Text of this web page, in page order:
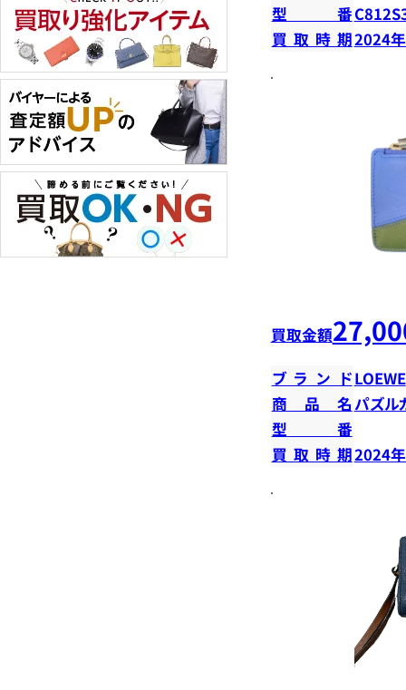
型番
買取時期2024
買取金額
ブランドLOEWE
商品名 パズル
型番
買取時期2024